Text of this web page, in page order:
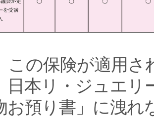
この保険が適用さ
日本リ・ジュエリ
お預り書」に洩